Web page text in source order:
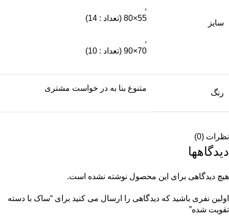
سایز
,
55×80 (تعداد : 14)
,
70×90 (تعداد : 10)
رنگ
متنوع بنا به در خواست مشتری
نظرات (0)
دیدگاهها
هیچ دیدگاهی برای این محصول نوشته نشده است.
اولین نفری باشید که دیدگاهی را ارسال می کنید برای “ساک با دسته
تقویت شده”